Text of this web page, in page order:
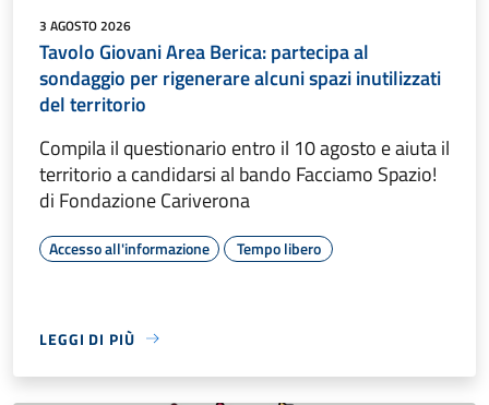
3 AGOSTO 2026
Tavolo Giovani Area Berica: partecipa al
sondaggio per rigenerare alcuni spazi inutilizzati
del territorio
Compila il questionario entro il 10 agosto e aiuta il
territorio a candidarsi al bando Facciamo Spazio!
di Fondazione Cariverona
Accesso all'informazione Tempo libero
LEGGI DI PIÙ